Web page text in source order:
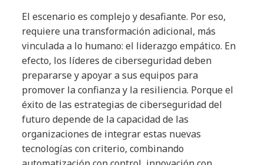
El escenario es complejo y desafiante. Por eso,
requiere una transformación adicional, más
vinculada a lo humano: el liderazgo empático. En
efecto, los líderes de ciberseguridad deben
prepararse y apoyar a sus equipos para
promover la confianza y la resiliencia. Porque el
éxito de las estrategias de ciberseguridad del
futuro depende de la capacidad de las
organizaciones de integrar estas nuevas
tecnologías con criterio, combinando